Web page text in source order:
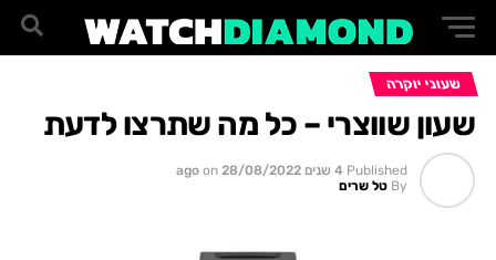
שעוני יוקרה
שעון שווצרי – כל מה שתרצו לדעת
Published 4 שנים ago on 28/08/2022
By טל שרים